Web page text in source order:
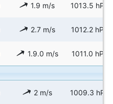
1.9 m/s 1013.5 hPa
2.7 m/s 1012.2 hPa
1.9.0 m/s 1011.0 hPa
2 m/s 1009.3 hPa